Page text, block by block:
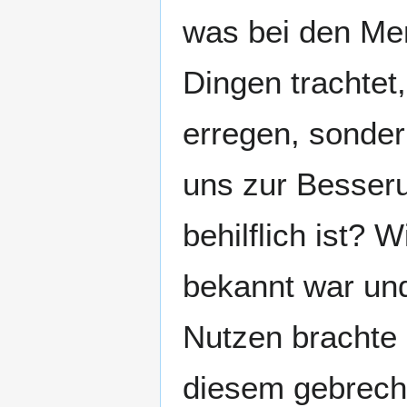
was bei den
Dingen
erregen,
uns zur
behilflich ist?
bekannt war
Nutzen
diesem